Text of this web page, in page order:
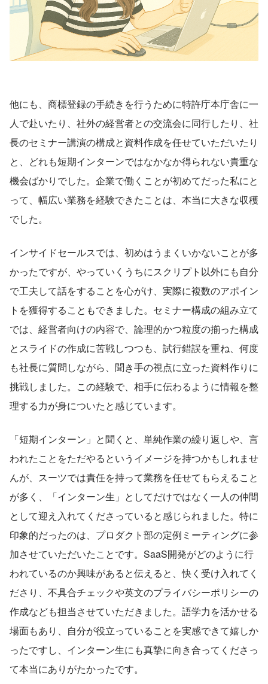
他にも、商標登録の手続きを行うために特許庁本庁舎に一
人で赴いたり、社外の経営者との交流会に同行したり、社
長のセミナー講演の構成と資料作成を任せていただいたり
と、どれも短期インターンではなかなか得られない貴重な
機会ばかりでした。企業で働くことが初めてだった私にと
って、幅広い業務を経験できたことは、本当に大きな収穫
でした。
インサイドセールスでは、初めはうまくいかないことが多
かったですが、やっていくうちにスクリプト以外にも自分
で工夫して話をすることを心がけ、実際に複数のアポイン
トを獲得することもできました。セミナー構成の組み立て
では、経営者向けの内容で、論理的かつ粒度の揃った構成
とスライドの作成に苦戦しつつも、試行錯誤を重ね、何度
も社長に質問しながら、聞き手の視点に立った資料作りに
挑戦しました。この経験で、相手に伝わるように情報を整
理する力が身についたと感じています。
「短期インターン」と聞くと、単純作業の繰り返しや、言
われたことをただやるというイメージを持つかもしれませ
んが、スーツでは責任を持って業務を任せてもらえること
が多く、「インターン生」としてだけではなく一人の仲間
として迎え入れてくださっていると感じられました。特に
印象的だったのは、プロダクト部の定例ミーティングに参
加させていただいたことです。SaaS開発がどのように行
われているのか興味があると伝えると、快く受け入れてく
ださり、不具合チェックや英文のプライバシーポリシーの
作成なども担当させていただきました。語学力を活かせる
場面もあり、自分が役立っていることを実感できて嬉しか
ったですし、インターン生にも真摯に向き合ってくださっ
て本当にありがたかったです。